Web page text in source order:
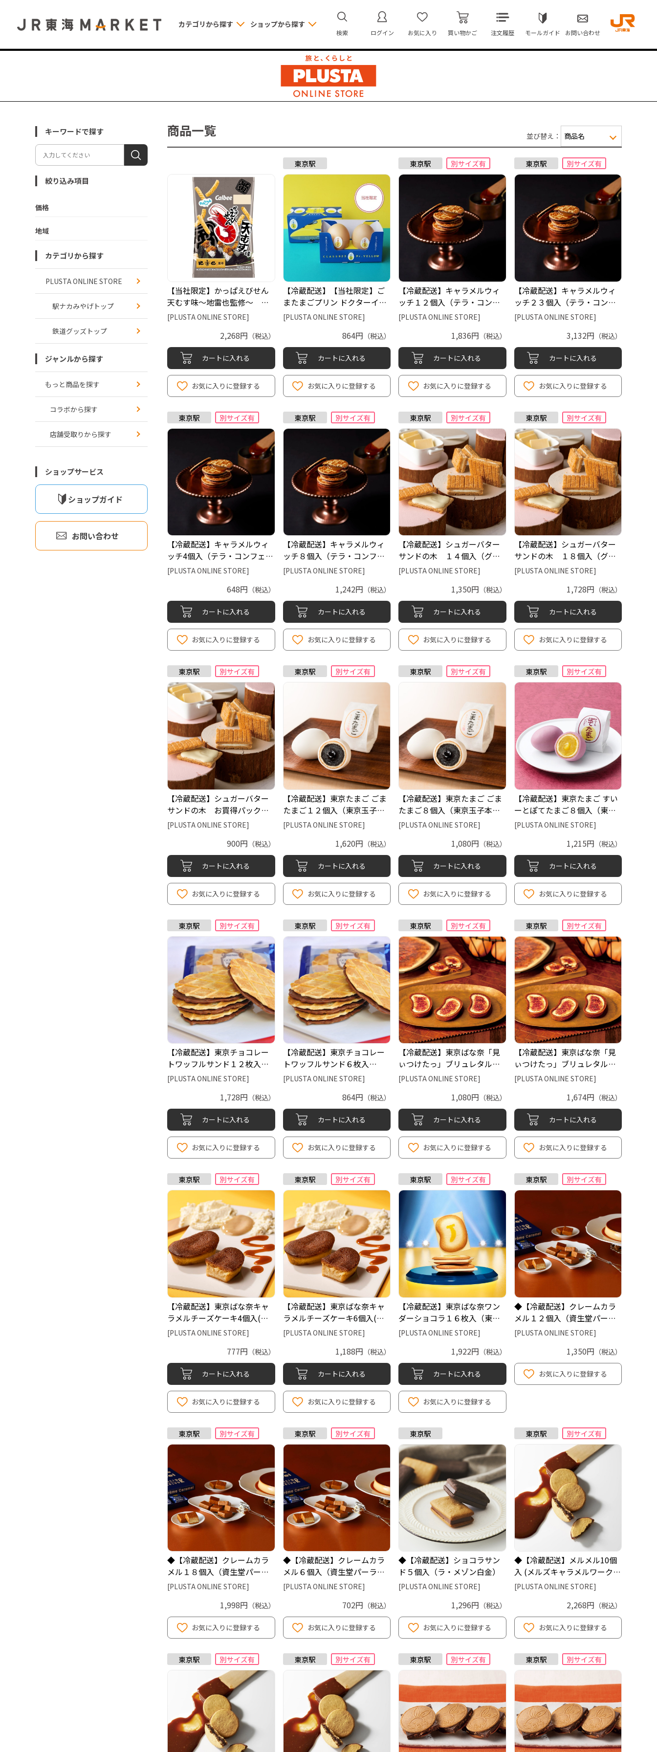
カテゴリから探す ショップから探す
検索 ログイン お気に入り 買い物かご 注文履歴 モールガイド お問い合わせ
キーワードで探す
絞り込み項目
価格
地域
カテゴリから探す
PLUSTA ONLINE STORE
駅ナカみやげトップ
鉄道グッズトップ
ジャンルから探す
もっと商品を探す
コラボから探す
店舗受取りから探す
ショップサービス
ショップガイド
お問い合わせ
商品一覧 並び替え：
【当社限定】かっぱえびせん
天むす味～地雷也監修～ １
２袋入（カルビー）
[PLUSTA ONLINE STORE]
2,268円 （税込）
カートに入れる
お気に入りに登録する
【冷蔵配送】【当社限定】ご
またまごプリン ドクターイエ
ローパッケージ２個入（東京
玉子本舗）
[PLUSTA ONLINE STORE]
864円 （税込）
カートに入れる
お気に入りに登録する
【冷蔵配送】キャラメルウィ
ッチ１２個入（テラ・コンフ
ェクト）
[PLUSTA ONLINE STORE]
1,836円 （税込）
カートに入れる
お気に入りに登録する
【冷蔵配送】キャラメルウィ
ッチ２３個入（テラ・コンフ
ェクト）
[PLUSTA ONLINE STORE]
3,132円 （税込）
カートに入れる
お気に入りに登録する
【冷蔵配送】キャラメルウィ
ッチ4個入（テラ・コンフェク
ト）
[PLUSTA ONLINE STORE]
648円 （税込）
カートに入れる
お気に入りに登録する
【冷蔵配送】キャラメルウィ
ッチ８個入（テラ・コンフェ
クト）
[PLUSTA ONLINE STORE]
1,242円 （税込）
カートに入れる
お気に入りに登録する
【冷蔵配送】シュガーバター
サンドの木 １４個入（グレ
ープストーン）
[PLUSTA ONLINE STORE]
1,350円 （税込）
カートに入れる
お気に入りに登録する
【冷蔵配送】シュガーバター
サンドの木 １８個入（グレ
ープストーン）
[PLUSTA ONLINE STORE]
1,728円 （税込）
カートに入れる
お気に入りに登録する
【冷蔵配送】シュガーバター
サンドの木 お買得パック１
０個入（グレープストーン）
[PLUSTA ONLINE STORE]
900円 （税込）
カートに入れる
お気に入りに登録する
【冷蔵配送】東京たまご ごま
たまご１２個入（東京玉子本
舗）
[PLUSTA ONLINE STORE]
1,620円 （税込）
カートに入れる
お気に入りに登録する
【冷蔵配送】東京たまご ごま
たまご８個入（東京玉子本
舗）
[PLUSTA ONLINE STORE]
1,080円 （税込）
カートに入れる
お気に入りに登録する
【冷蔵配送】東京たまご すい
ーとぽてたまご８個入（東京
玉子本舗）
[PLUSTA ONLINE STORE]
1,215円 （税込）
カートに入れる
お気に入りに登録する
【冷蔵配送】東京チョコレー
トワッフルサンド１２枚入
（MON・CREVE）
[PLUSTA ONLINE STORE]
1,728円 （税込）
カートに入れる
お気に入りに登録する
【冷蔵配送】東京チョコレー
トワッフルサンド６枚入
（MON・CREVE）
[PLUSTA ONLINE STORE]
864円 （税込）
カートに入れる
お気に入りに登録する
【冷蔵配送】東京ばな奈「見
ぃつけたっ」ブリュレタル
ト 5個入（グレープストー
ン）
[PLUSTA ONLINE STORE]
1,080円 （税込）
カートに入れる
お気に入りに登録する
【冷蔵配送】東京ばな奈「見
ぃつけたっ」ブリュレタル
ト 8個入（グレープストー
ン）
[PLUSTA ONLINE STORE]
1,674円 （税込）
カートに入れる
お気に入りに登録する
【冷蔵配送】東京ばな奈キャ
ラメルチーズケーキ4個入(東
京ばな奈ワールド)
[PLUSTA ONLINE STORE]
777円 （税込）
カートに入れる
お気に入りに登録する
【冷蔵配送】東京ばな奈キャ
ラメルチーズケーキ6個入(東
京ばな奈ワールド)
[PLUSTA ONLINE STORE]
1,188円 （税込）
カートに入れる
お気に入りに登録する
【冷蔵配送】東京ばな奈ワン
ダーショコラ１６枚入（東京
ばな奈ワールド）
[PLUSTA ONLINE STORE]
1,922円 （税込）
カートに入れる
お気に入りに登録する
◆【冷蔵配送】クレームカラ
メル１２個入（資生堂パーラ
ー）
[PLUSTA ONLINE STORE]
1,350円 （税込）
お気に入りに登録する
◆【冷蔵配送】クレームカラ
メル１８個入（資生堂パーラ
ー）
[PLUSTA ONLINE STORE]
1,998円 （税込）
お気に入りに登録する
◆【冷蔵配送】クレームカラ
メル６個入（資生堂パーラ
ー）
[PLUSTA ONLINE STORE]
702円 （税込）
お気に入りに登録する
◆【冷蔵配送】ショコラサン
ド５個入（ラ・メゾン白金）
[PLUSTA ONLINE STORE]
1,296円 （税込）
お気に入りに登録する
◆【冷蔵配送】メルメル10個
入 (メルズキャラメルワーク
ス)
[PLUSTA ONLINE STORE]
2,268円 （税込）
お気に入りに登録する